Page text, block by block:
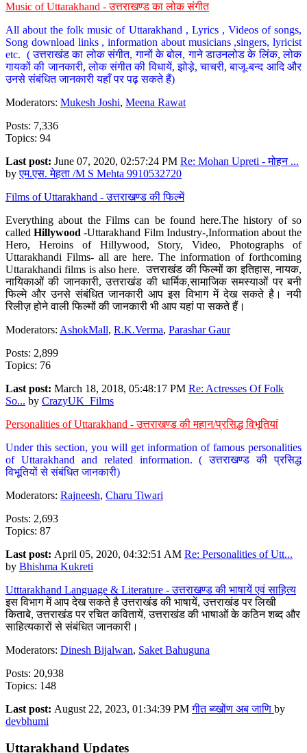
Music of Uttarakhand - उत्तराखण्ड का लोक संगीत
All about the folk music of Uttarakhand , Lyrics , Videos of songs,
Song download links , information about musicians ,singers, lyricist
etc. ( उत्तराखंड का लोक संगीत, गानों के बोल, गाने डाउनलोड के लिंक, लोक
गायकों की जानकारी, लोक संगीत की विधायें, झोड़े, चाचरी, बाजू-बन्द आदि और
उनसे संबंधित जानकारी यहाँ पर पढ़ सकते हैं)
Moderators: Mukesh Joshi, Meena Rawat
Posts: 7,336
Topics: 94
Last post: June 07, 2020, 02:57:24 PM Re: Mohan Upreti - मोहन ...
byएम.एस. मेहता /M S Mehta 9910532720
Films of Uttarakhand - उत्तराखण्ड की फिल्में
Everything about the Films can be found here.The history of so
calledHillywood-Uttarakhand Film Industry-,Information about the
Hero, Heroins of Hillywood, Story, Video, Photographs of
Uttarakhandi Films- all are here. The information of forthcoming
Uttarakhandi films is also here. उत्तराखंड की फिल्मों का इतिहास, नायक,
नायिकाओं की जानकारी, उत्तराखंड की धार्मिक,सामाजिक समस्याओं पर बनी
फिल्मे और उनसे संबंधित जानकारी आप इस विभाग में देख सकते है। नयी
रिलीज़ होने वाली फिल्मों की जानकारी भी आप यहां पा सकते हैं।
Moderators: AshokMall, R.K.Verma, Parashar Gaur
Posts: 2,899
Topics: 76
Last post: March 18, 2018, 05:48:17 PM Re: Actresses Of Folk
So... by CrazyUK_Films
Personalities of Uttarakhand - उत्तराखण्ड की महान/प्रसिद्ध विभूतियां
Under this section, you will get information of famous personalities
of Uttarakhand and related information. ( उत्तराखण्ड की प्रसिद्ध
विभूतियों से संबंधित जानकारी)
Moderators: Rajneesh, Charu Tiwari
Posts: 2,693
Topics: 87
Last post: April 05, 2020, 04:32:51 AM Re: Personalities of Utt...
by Bhishma Kukreti
Utttarakhand Language & Literature - उत्तराखण्ड की भाषायें एवं साहित्य
इस विभाग में आप देख सकते है उत्तराखंड की भाषायें, उत्तराखंड पर लिखी
किताबे, उत्तराखंड पर रचित कवितायें, उत्तराखंड की भाषाओं के कठिन शब्द और
साहित्यकारों से संबंधित जानकारी।
Moderators: Dinesh Bijalwan, Saket Bahuguna
Posts: 20,938
Topics: 148
Last post: August 22, 2023, 01:34:39 PMगीत ब्य्खोंण अब जाणि by
devbhumi
Uttarakhand Updates